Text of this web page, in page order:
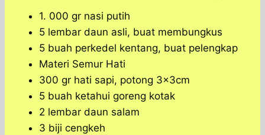
1. 000 gr nasi putih
5 lembar daun asli, buat membungkus
5 buah perkedel kentang, buat pelengkap
Materi Semur Hati
300 gr hati sapi, potong 3x3cm
5 buah ketahui goreng kotak
2 lembar daun salam
3 biji cengkeh